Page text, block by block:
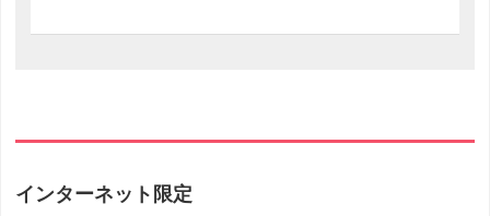
インターネット限定